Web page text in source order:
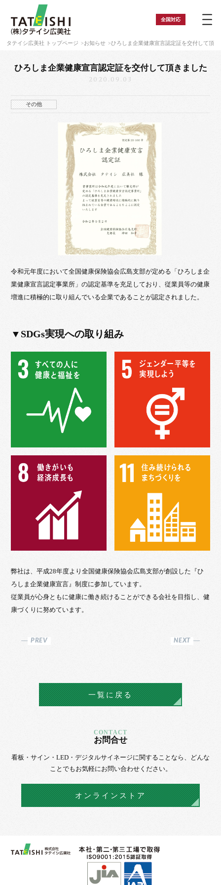
全国対応
タテイシ広美社 トップページ お知らせ ひろしま企業健康宣言認定証を交付して頂き
ひろしま企業健康宣言認定証を交付して頂きました
2020.09.03
その他
令和元年度において全国健康保険協会広島支部が定める「ひろしま企
業健康宣言認定事業所」の認定基準を充足しており、従業員等の健康
増進に積極的に取り組んでいる企業であることが認定されました。
▼SDGs実現への取り組み
弊社は、平成28年度より全国健康保険協会広島支部が創設した『ひ
ろしま企業健康宣言』制度に参加しています。
従業員が心身ともに健康に働き続けることができる会社を目指し、健
康づくりに努めています。
一覧に戻る
お問合せ
看板・サイン・LED・デジタルサイネージに関することなら、
どんな
ことでもお気軽にお問い合わせください。
オンラインストア